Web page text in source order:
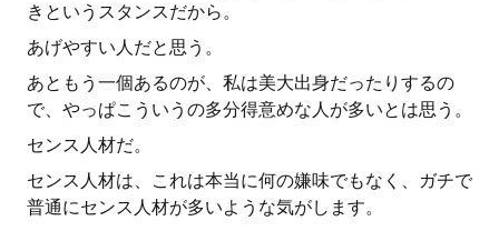
きというスタンスだから。
あげやすい人だと思う。
あともう一個あるのが、私は美大出身だったりするの
で、やっぱこういうの多分得意めな人が多いとは思う。
センス人材だ。
センス人材は、これは本当に何の嫌味でもなく、ガチで
普通にセンス人材が多いような気がします。